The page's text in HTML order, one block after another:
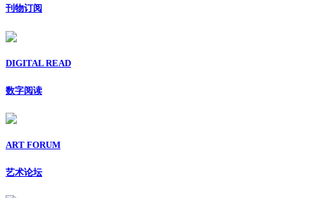
刊物订阅
DIGITAL READ
数字阅读
ART FORUM
艺术论坛